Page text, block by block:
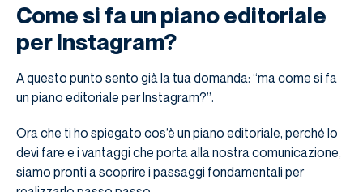
Come si fa un piano editoriale
per Instagram?
A questo punto sento già la tua domanda: “ma come si fa
un piano editoriale per Instagram?”.
Ora che ti ho spiegato cos’è un piano editoriale, perché lo
devi fare e i vantaggi che porta alla nostra comunicazione,
siamo pronti a scoprire i passaggi fondamentali per